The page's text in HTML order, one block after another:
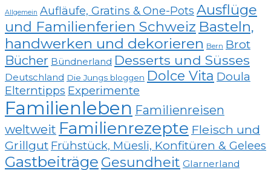
Allgemein Aufläufe, Gratins & One-Pots Ausflüge
und Familienferien Schweiz Basteln,
handwerken und dekorieren Bern Brot
Bücher Bündnerland Desserts und Süsses
Deutschland Die Jungs bloggen Dolce Vita Doula
Elterntipps Experimente
Familienleben Familienreisen
weltweit Familienrezepte Fleisch und
Grillgut Frühstück, Müesli, Konfitüren & Gelees
Gastbeiträge Gesundheit Glarnerland